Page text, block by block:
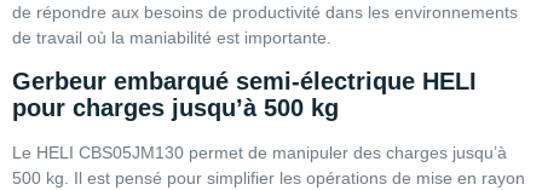
de répondre aux besoins de productivité dans les environnements
de travail où la maniabilité est importante.
Gerbeur embarqué semi-électrique HELI
pour charges jusqu’à 500 kg
Le HELI CBS05JM130 permet de manipuler des charges jusqu’à
500 kg. Il est pensé pour simplifier les opérations de mise en rayon